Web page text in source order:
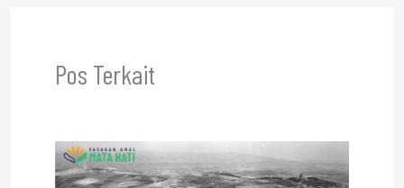
Pos Terkait